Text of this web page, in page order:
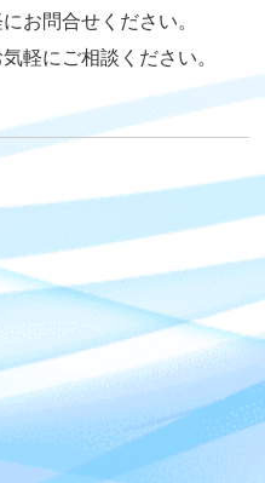
お問合せください。
軽にご相談ください。